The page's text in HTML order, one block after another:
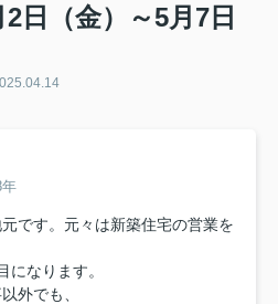
日（金）～5月7日
です。元々は新築住宅の営業を
になります。
外でも、